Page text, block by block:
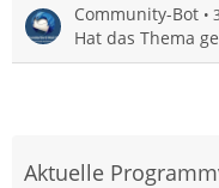
Community-Bot
Hat das Thema
Aktuelle